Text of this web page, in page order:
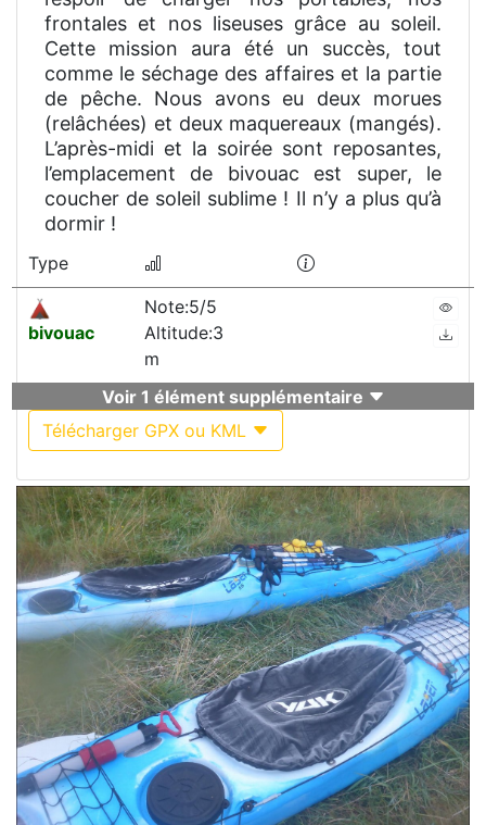
frontales et nos liseuses grâce au soleil.
Cette mission aura été un succès, tout
comme le séchage des affaires et la partie
de pêche. Nous avons eu deux morues
(relâchées) et deux maquereaux (mangés).
L’après-midi et la soirée sont reposantes,
l’emplacement de bivouac est super, le
coucher de soleil sublime ! Il n’y a plus qu’à
dormir !
Type
bivouac
Note:5/5
Altitude:3
m
Voir 1 élément supplémentaire
Télécharger GPX ou KML